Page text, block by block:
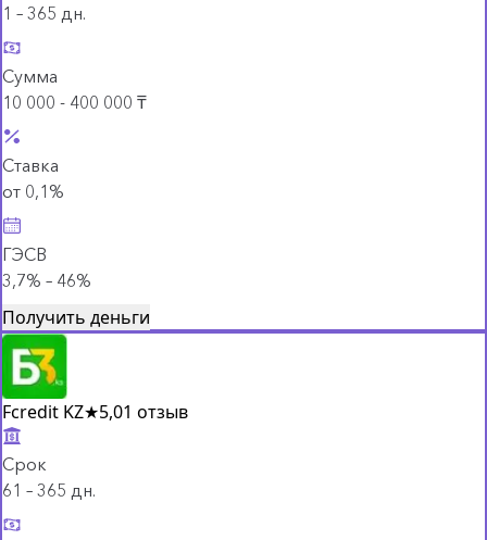
1 – 365 дн.
Сумма
10 000 - 400 000 ₸
Ставка
от 0,1%
ГЭСВ
3,7% – 46%
Получить деньги
Fcredit KZ★5,01 отзыв
Срок
61 – 365 дн.